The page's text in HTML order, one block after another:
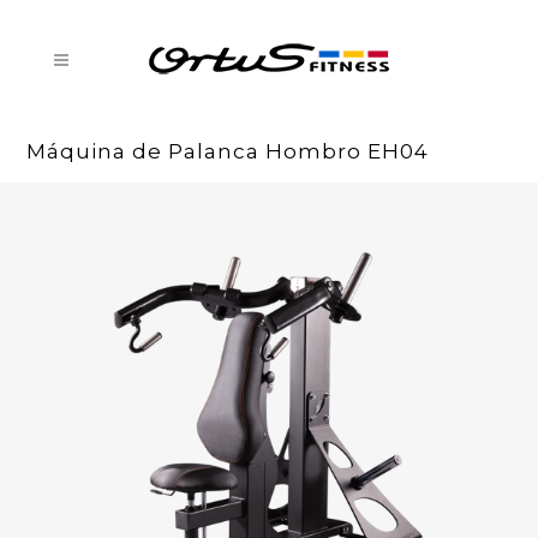
Máquina de Palanca Hombro EH04